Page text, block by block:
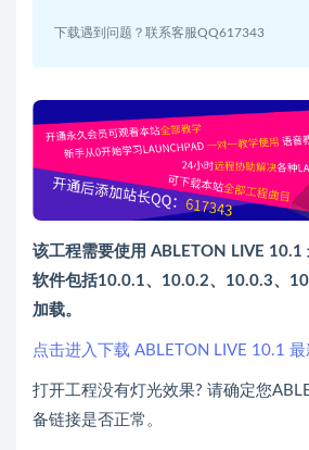
下载遇到问题？联系客服QQ617343
该工程需要使用 ABLETON LIVE 10.1
软件包括10.0.1、10.0.2、10.0.3、
加载。
点击进入下载 ABLETON LIVE 10.1 最
打开工程没有灯光效果? 请确定您
备链接是否正常。